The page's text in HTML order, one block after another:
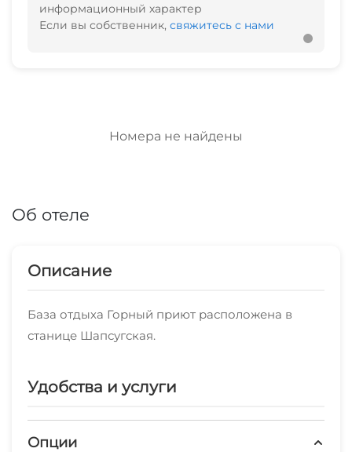
информационный характер
Если вы собственник, свяжитесь с нами
Номера не найдены
Об отеле
Описание
База отдыха Горный приют расположена в
станице Шапсугская.
Удобства и услуги
Опции